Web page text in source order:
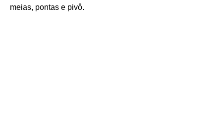
meias, pontas e pivô.